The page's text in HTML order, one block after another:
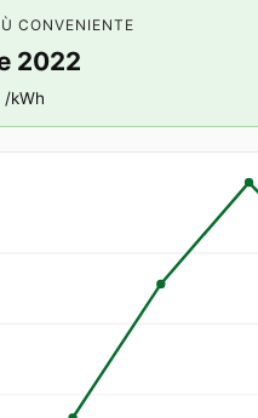
CONVENIENTE
2022
/kWh